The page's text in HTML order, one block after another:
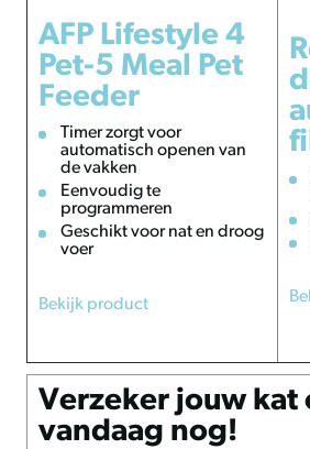
AFP Lifestyle 4
Pet-5 Meal Pet
Feeder
Timer zorgt voor
automatisch openen van
de vakken
Eenvoudig te
programmeren
Geschikt voor nat en droog
voer
Bekijk product
Verzeker jouw kat
vandaag nog!